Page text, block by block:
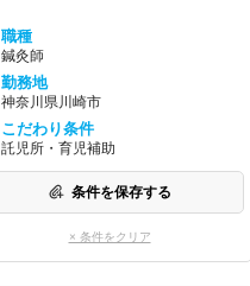
職種
鍼灸師
勤務地
神奈川県川崎市
こだわり条件
託児所・育児補助
条件を保存する
× 条件をクリア